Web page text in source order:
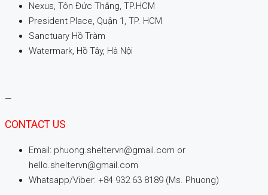
Nexus, Tôn Đức Thắng, TP.HCM
President Place, Quận 1, TP. HCM
Sanctuary Hồ Tràm
Watermark, Hồ Tây, Hà Nội
—
CONTACT US
Email: phuong.sheltervn@gmail.com or
hello.sheltervn@gmail.com
Whatsapp/Viber: +84 932 63 8189 (Ms. Phuong)